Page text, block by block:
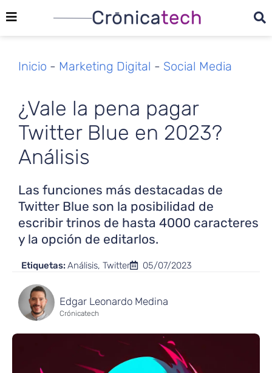
Inicio - Marketing Digital - Social Media
¿Vale la pena pagar
Twitter Blue en 2023?
Análisis
Las funciones más destacadas de
Twitter Blue son la posibilidad de
escribir trinos de hasta 4000 caracteres
y la opción de editarlos.
Etiquetas:Análisis, Twitter 05/07/2023
Edgar Leonardo Medina
Crónicatech